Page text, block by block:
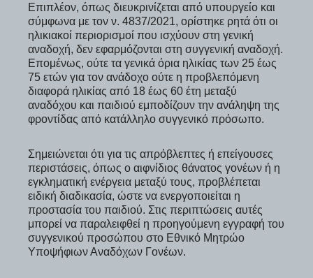
Επιπλέον, όπως διευκρινίζεται από υπουργείο και
σύμφωνα με τον ν. 4837/2021, ορίστηκε ρητά ότι οι
ηλικιακοί περιορισμοί που ισχύουν στη γενική
αναδοχή, δεν εφαρμόζονται στη συγγενική αναδοχή.
Επομένως, ούτε τα γενικά όρια ηλικίας των 25 έως
75 ετών για τον ανάδοχο ούτε η προβλεπόμενη
διαφορά ηλικίας από 18 έως 60 έτη μεταξύ
αναδόχου και παιδιού εμποδίζουν την ανάληψη της
φροντίδας από κατάλληλο συγγενικό πρόσωπο.
Σημειώνεται ότι για τις απρόβλεπτες ή επείγουσες
περιστάσεις, όπως ο αιφνίδιος θάνατος γονέων ή η
εγκληματική ενέργεια μεταξύ τους, προβλέπεται
ειδική διαδικασία, ώστε να ενεργοποιείται η
προστασία του παιδιού. Στις περιπτώσεις αυτές
μπορεί να παραλειφθεί η προηγούμενη εγγραφή του
συγγενικού προσώπου στο Εθνικό Μητρώο
Υποψήφιων Αναδόχων Γονέων.